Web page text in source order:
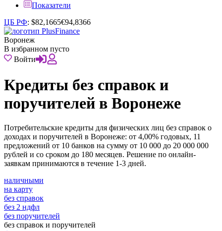
Показатели
ЦБ РФ: $82,1665€94,8366
Воронеж
В избранном пусто
Войти
Кредиты без справок и
поручителей в Воронеже
Потребительские кредиты для физических лиц без справок о
доходах и поручителей в Воронеже: от 4,00% годовых, 11
предложений от 10 банков на сумму от 10 000 до 20 000 000
рублей и со сроком до 180 месяцев. Решение по онлайн-
заявкам принимаются в течение 1-3 дней.
наличными
на карту
без справок
без 2 ндфл
без поручителей
без справок и поручителей